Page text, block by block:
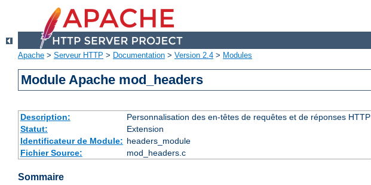
Apache > Serveur HTTP > Documentation > Version 2.4 > Modules
Module Apache mod_headers
Description:
Personnalisation des en-têtes de requêtes et de réponses HTTP
Statut:
Extension
Identificateur de Module: headers_module
Fichier Source:
mod_headers.c
Sommaire